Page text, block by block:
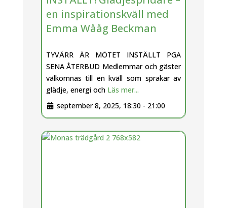
en inspirationskväll med
Emma Wååg Beckman
TYVÄRR ÄR MÖTET INSTÄLLT PGA
SENA ÅTERBUD Medlemmar och gäster
välkomnas till en kväll som sprakar av
glädje, energi och Läs mer...
september 8, 2025, 18:30 - 21:00